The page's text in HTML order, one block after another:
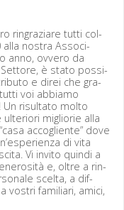
ringraziare tut­ti col­
alla nos­tra Asso­ci­
anno, ovvero da
Set­tore, è sta­to pos­si­
e direi che gra­
voi abbi­amo
Un risul­ta­to molto
miglior­ie alla
accogliente” dove
di vita
Vi invi­to quin­di a
e, oltre a rin­
scelta, a dif­
vostri famil­iari, ami­ci,